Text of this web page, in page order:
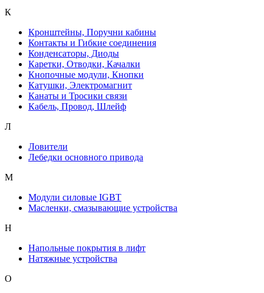
К
Кронштейны, Поручни кабины
Контакты и Гибкие соединения
Конденсаторы, Диоды
Каретки, Отводки, Качалки
Кнопочные модули, Кнопки
Катушки, Электромагнит
Канаты и Тросики связи
Кабель, Провод, Шлейф
Л
Ловители
Лебедки основного привода
М
Модули силовые IGBT
Масленки, смазывающие устройства
Н
Напольные покрытия в лифт
Натяжные устройства
О